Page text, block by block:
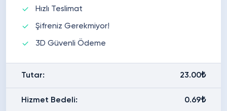
Hızlı Teslimat
Şifreniz Gerekmiyor!
3D Güvenli Ödeme
Tutar: 23.00₺
Hizmet Bedeli: 0.69₺